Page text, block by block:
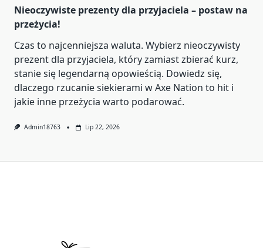
Nieoczywiste prezenty dla przyjaciela – postaw na
przeżycia!
Czas to najcenniejsza waluta. Wybierz nieoczywisty
prezent dla przyjaciela, który zamiast zbierać kurz,
stanie się legendarną opowieścią. Dowiedz się,
dlaczego rzucanie siekierami w Axe Nation to hit i
jakie inne przeżycia warto podarować.
Admin18763 Lip 22, 2026